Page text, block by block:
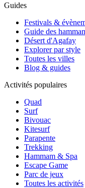
Guides
Festivals &
Guide des
Désert d'Agafay
Explorer par style
Toutes les villes
Blog & guides
Activités populaires
Quad
Surf
Bivouac
Kitesurf
Parapente
Trekking
Hammam & Spa
Escape Game
Parc de jeux
Toutes les activités